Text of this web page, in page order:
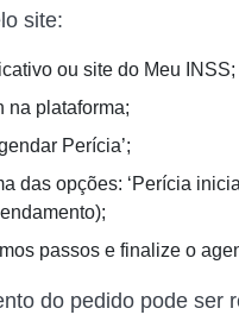
site:
ou site do Meu INSS;
na plataforma;
Perícia’;
das opções: ‘Perícia
passos e finalize o
do pedido pode ser